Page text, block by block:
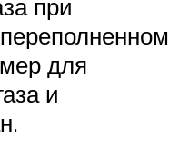
при
для
и